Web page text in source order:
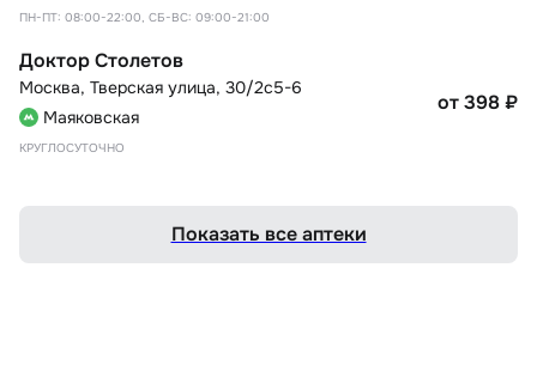
ПН-ПТ: 08:00-22:00, СБ-ВС: 09:00-21:00
Доктор Столетов
Москва, Тверская улица, 30/2с5-6
Маяковская
КРУГЛОСУТОЧНО
от 398₽
Показать все аптеки